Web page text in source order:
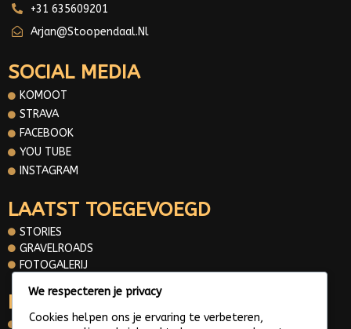
+31 635609201
Arjan@stoopendaal.nl
SOCIAL MEDIA
KOMOOT
STRAVA
FACEBOOK
YOU TUBE
INSTAGRAM
LAATST TOEGEVOEGD
STORIES
GRAVELROADS
FOTOGALERIJ
INFORMATIE
OVER MIJ
We respecteren je privacy
Cookies helpen ons je ervaring te verbeteren,